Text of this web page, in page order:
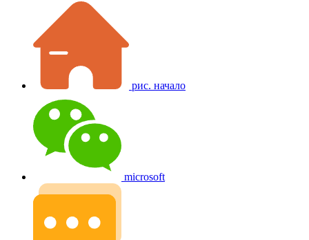
рис. начало
microsoft